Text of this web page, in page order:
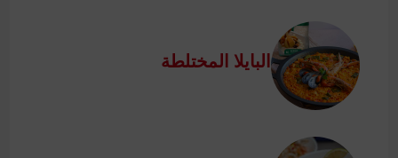
البايلا المختلطة